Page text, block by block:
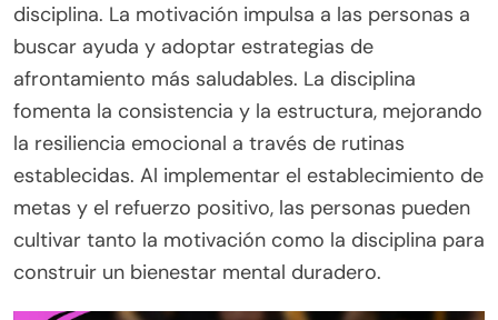
disciplina. La motivación impulsa a las personas a
buscar ayuda y adoptar estrategias de
afrontamiento más saludables. La disciplina
fomenta la consistencia y la estructura, mejorando
la resiliencia emocional a través de rutinas
establecidas. Al implementar el establecimiento de
metas y el refuerzo positivo, las personas pueden
cultivar tanto la motivación como la disciplina para
construir un bienestar mental duradero.